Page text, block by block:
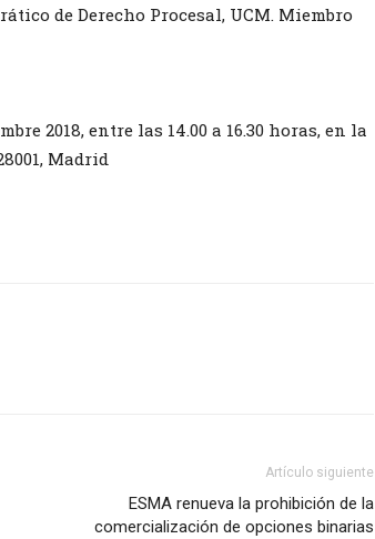
de Derecho Procesal, UCM. Miembro
2018, entre las 14.00 a 16.30 horas, en la
Madrid
Artículo siguiente
ESMA renueva la prohibición de la
comercialización de opciones binarias